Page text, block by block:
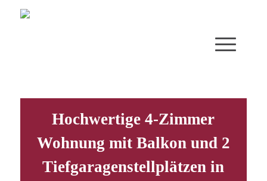
Hochwertige 4-Zimmer
Wohnung mit Balkon und 2
Tiefgaragenstellplätzen in